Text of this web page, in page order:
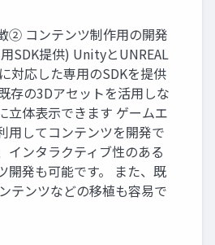
② コンテンツ制作用の開発
SDK提供) UnityとUNREAL
対応した専用のSDKを提供
存の3Dアセットを活用しな
立体表示できます ゲームエ
用してコンテンツを開発で
インタラクティブ性のある
開発も可能です。 また、既
テンツなどの移植も容易で